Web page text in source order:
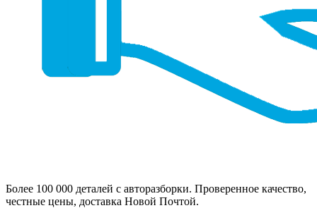
Более 100 000 деталей с авторазборки. Проверенное качество,
честные цены, доставка Новой Почтой.